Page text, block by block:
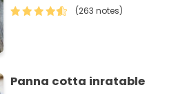
(263 notes)
Panna cotta inratable